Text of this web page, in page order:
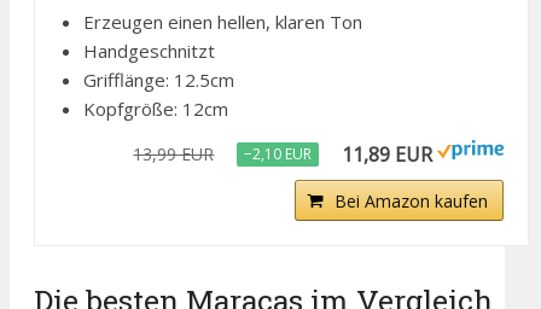
Erzeugen einen hellen, klaren Ton
Handgeschnitzt
Grifflänge: 12.5cm
Kopfgröße: 12cm
13,99 EUR −2,10 EUR 11,89 EUR
Bei Amazon kaufen
Die besten Maracas im Vergleich